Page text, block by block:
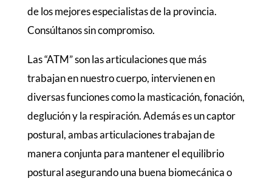
de los mejores especialistas de la provincia.
Consúltanos sin compromiso.
Las “ATM” son las articulaciones que más
trabajan en nuestro cuerpo, intervienen en
diversas funciones como la masticación, fonación,
deglución y la respiración. Además es un captor
postural, ambas articulaciones trabajan de
manera conjunta para mantener el equilibrio
postural asegurando una buena biomecánica o